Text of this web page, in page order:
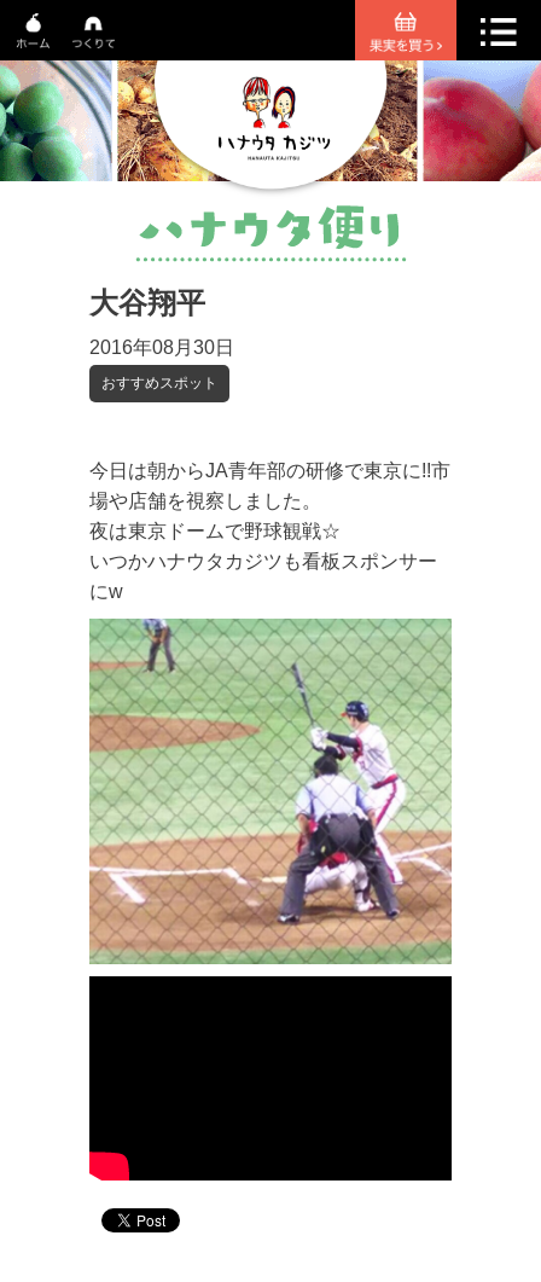
大谷翔平
2016年08月30日
おすすめスポット
今日は朝からJA青年部の研修で東京に!!市
場や店舗を視察しました。
夜は東京ドームで野球観戦☆
いつかハナウタカジツも看板スポンサー
にw